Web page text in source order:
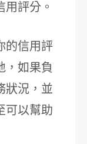
評分。
的信用評
，如果負
狀況，並
可以幫助